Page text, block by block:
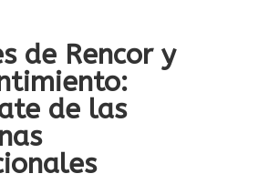
de Rencor y
de las